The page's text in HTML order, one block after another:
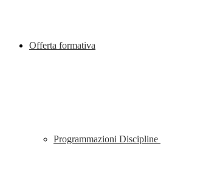
Offerta formativa
Programmazioni Discipline